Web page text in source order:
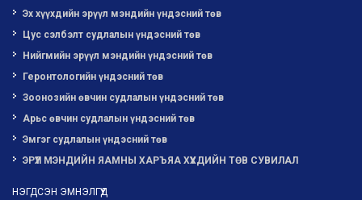
Эх хүүхдийн эрүүл мэндийн үндэсний төв
Цус сэлбэлт судлалын үндэсний төв
Нийгмийн эрүүл мэндийн үндэсний төв
Геронтологийн үндэсний төв
Зоонозийн өвчин судлалын үндэсний төв
Арьс өвчин судлалын үндэсний төв
Эмгэг судлалын үндэсний төв
ЭРҮҮЛ МЭНДИЙН ЯАМНЫ ХАРЪЯА ХҮҮХДИЙН ТӨВ СУВИЛАЛ
НЭГДСЭН ЭМНЭЛГҮҮД